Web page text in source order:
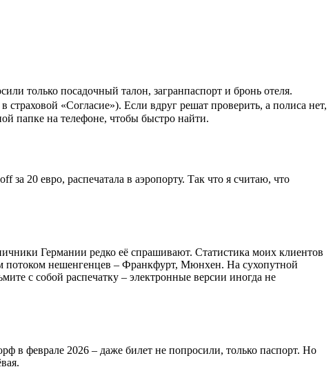
только посадочный талон, загранпаспорт и бронь отеля.
«Согласие»). Если вдруг решат проверить, а полиса нет,
папке на телефоне, чтобы быстро найти.
20 евро, распечатала в аэропорту. Так что я считаю, что
Германии редко её спрашивают. Статистика моих клиентов
потоком нешенгенцев – Франкфурт, Мюнхен. На сухопутной
с собой распечатку – электронные версии иногда не
в феврале 2026 – даже билет не попросили, только паспорт. Но